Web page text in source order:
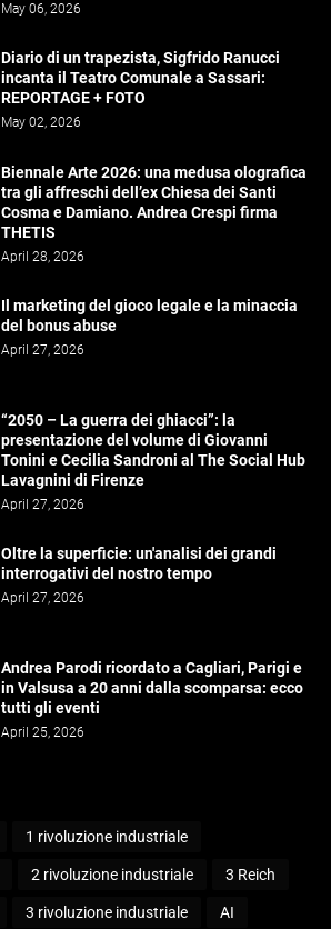
May 06, 2026
Diario di un trapezista, Sigfrido Ranucci
incanta il Teatro Comunale a Sassari:
REPORTAGE + FOTO
May 02, 2026
Biennale Arte 2026: una medusa olografica
tra gli affreschi dell’ex Chiesa dei Santi
Cosma e Damiano. Andrea Crespi firma
THETIS
April 28, 2026
Il marketing del gioco legale e la minaccia
del bonus abuse
April 27, 2026
“2050 – La guerra dei ghiacci”: la
presentazione del volume di Giovanni
Tonini e Cecilia Sandroni al The Social Hub
Lavagnini di Firenze
April 27, 2026
Oltre la superficie: un'analisi dei grandi
interrogativi del nostro tempo
April 27, 2026
Andrea Parodi ricordato a Cagliari, Parigi e
in Valsusa a 20 anni dalla scomparsa: ecco
tutti gli eventi
April 25, 2026
1 rivoluzione industriale
2 rivoluzione industriale 3 Reich
3 rivoluzione industriale AI